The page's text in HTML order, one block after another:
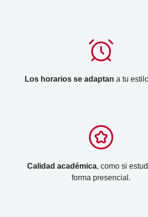
Los horarios se adaptan a tu
Calidad académica, como si
forma presencial.